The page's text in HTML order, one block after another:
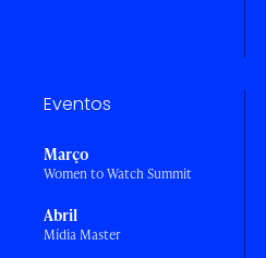
Eventos
Março
Women to Watch Summit
Abril
Mídia Master